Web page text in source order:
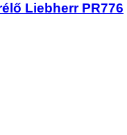
Liebherr PR776